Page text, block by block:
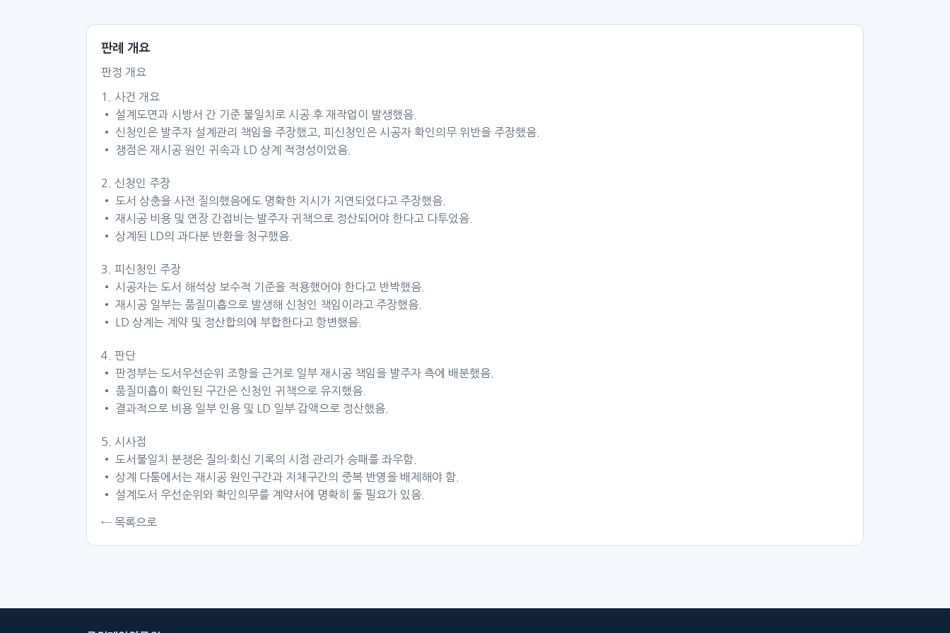
판례 개요
판정 개요
1. 사건 개요
• 설계도면과 시방서 간 기준 불일치로 시공 후 재작업이 발생했음.
• 신청인은 발주자 설계관리 책임을 주장했고, 피신청인은 시공자 확인의무 위반을 주장했음.
• 쟁점은 재시공 원인 귀속과 LD 상계 적정성이었음.
2. 신청인 주장
• 도서 상충을 사전 질의했음에도 명확한 지시가 지연되었다고 주장했음.
• 재시공 비용 및 연장 간접비는 발주자 귀책으로 정산되어야 한다고 다투었음.
• 상계된 LD의 과다분 반환을 청구했음.
3. 피신청인 주장
• 시공자는 도서 해석상 보수적 기준을 적용했어야 한다고 반박했음.
• 재시공 일부는 품질미흡으로 발생해 신청인 책임이라고 주장했음.
• LD 상계는 계약 및 정산합의에 부합한다고 항변했음.
4. 판단
• 판정부는 도서우선순위 조항을 근거로 일부 재시공 책임을 발주자 측에 배분했음.
• 품질미흡이 확인된 구간은 신청인 귀책으로 유지했음.
• 결과적으로 비용 일부 인용 및 LD 일부 감액으로 정산했음.
5. 시사점
• 도서불일치 분쟁은 질의·회신 기록의 시점 관리가 승패를 좌우함.
• 상계 다툼에서는 재시공 원인구간과 지체구간의 중복 반영을 배제해야 함.
• 설계도서 우선순위와 확인의무를 계약서에 명확히 둘 필요가 있음.
← 목록으로